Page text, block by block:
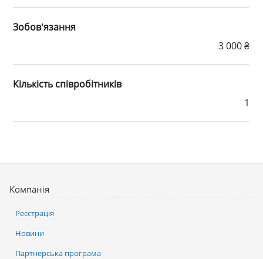
Зобов’язання
3 000 ₴
Кількість співробітників
1
Компанія
Реєстрація
Новини
Партнерська програма